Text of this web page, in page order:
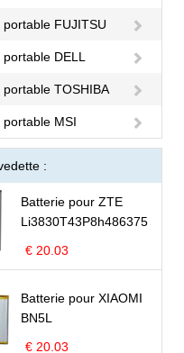
portable FUJITSU
DELL
portable TOSHIBA
portable MSI
:
Batterie pour ZTE
Li3830T43P8h486375
€ 20.03
Batterie pour XIAOMI
BN5L
€ 20.03